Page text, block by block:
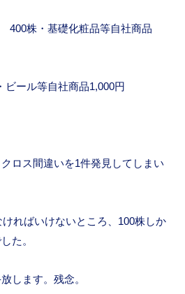
株・基礎化粧品等自社商品
ール等自社商品1,000円
ロス間違いを1件発見してしまい
ければいけないところ、100株しか
た。
します。残念。